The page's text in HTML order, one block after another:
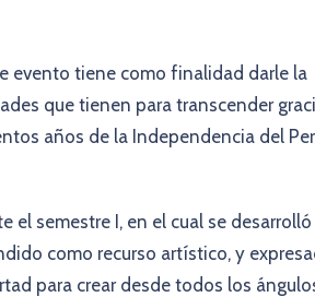
evento tiene como finalidad darle la
que tienen para transcender
años de la Independencia del
el semestre I, en el cual se
como recurso artístico, y
para crear desde todos los